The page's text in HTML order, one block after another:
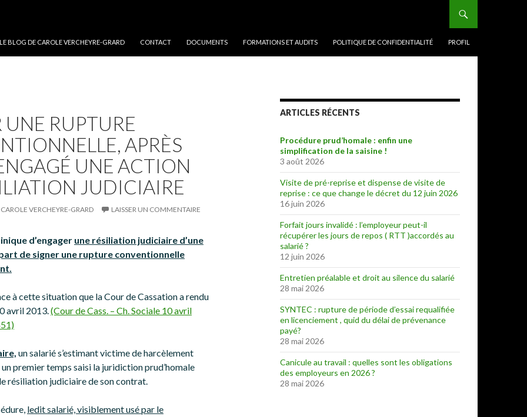
BLOG DE CAROLE VERCHEYRE-GRARD CONTACT DOCUMENTS FORMATIONS ET AUDITS POLITIQUE DE CONFIDENTIALITÉ PROFIL
UNE RUPTURE
APRÈS
UNE ACTION
JUDICIAIRE
CAROLE VERCHEYRE-GRARD LAISSER UN COMMENTAIRE
inique d’engager une résiliation judiciaire d’une
de signer une rupture conventionnelle
à cette situation que la Cour de Cassation a rendu
avril 2013.(Cour de Cass. – Ch. Sociale 10 avril
un salarié s’estimant victime de harcèlement
premier temps saisi la juridiction prud’homale
résiliation judiciaire de son contrat.
ledit salarié, visiblement usé par le
ARTICLES RÉCENTS
Procédure prud’homale : enfin une
simplification de la saisine !
3 août 2026
Visite de pré-reprise et dispense de visite de
reprise : ce que change le décret du 12 juin 2026
16 juin 2026
Forfait jours invalidé : l’employeur peut-il
récupérer les jours de repos ( RTT )accordés au
salarié ?
12 juin 2026
Entretien préalable et droit au silence du salarié
28 mai 2026
SYNTEC : rupture de période d’essai requalifiée
en licenciement , quid du délai de prévenance
payé?
28 mai 2026
Canicule au travail : quelles sont les obligations
des employeurs en 2026 ?
28 mai 2026